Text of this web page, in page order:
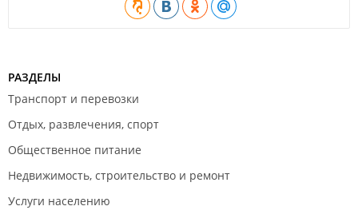
РАЗДЕЛЫ
Транспорт и перевозки
Отдых, развлечения, спорт
Общественное питание
Недвижимость, строительство и ремонт
Услуги населению